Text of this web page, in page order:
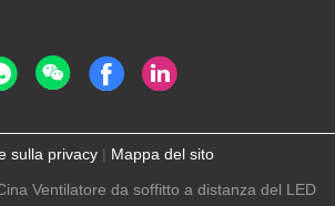
sulla privacy | Mappa del sito
Ventilatore da soffitto a distanza del LED